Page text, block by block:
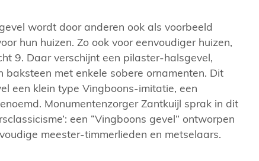
366-368. Foto: Sjors van Dam (2019). Onze
wordt door anderen ook als voorbeeld
hun huizen. Zo ook voor eenvoudiger huizen,
9. Daar verschijnt een pilaster-halsgevel,
baksteen met enkele sobere ornamenten. Dit
een klein type Vingboons-imitatie, een
Monumentenzorger Zantkuijl sprak in dit
een “Vingboons gevel” ontworpen
meester-timmerlieden en metselaars.